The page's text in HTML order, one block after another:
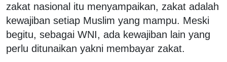
zakat nasional itu menyampaikan, zakat adalah
kewajiban setiap Muslim yang mampu. Meski
begitu, sebagai WNI, ada kewajiban lain yang
perlu ditunaikan yakni membayar zakat.